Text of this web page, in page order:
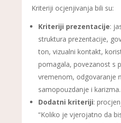
Kriteriji ocjenjivanja bili su:
Kriteriji prezentacije:
struktura prezentacije,
ton, vizualni kontakt,
pomagala, povezanost s
vremenom, odgovaranje
samopouzdanje i karizma.
Dodatni kriteriji:
“Koliko je vjerojatno da